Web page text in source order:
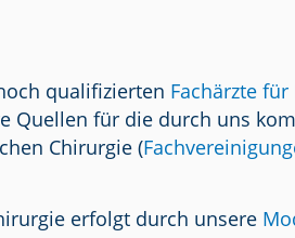
qualifizierten Fachärzte
Quellen für die durch uns
Chirurgie (
erfolgt durch unsere